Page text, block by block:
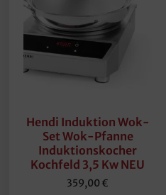
Hendi Induktion Wok-
Set Wok-Pfanne
Induktionskocher
Kochfeld 3,5 Kw NEU
359,00 €